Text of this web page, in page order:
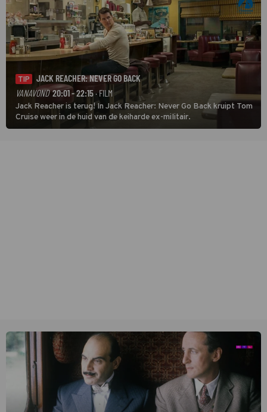
TIP
JACK REACHER: NEVER GO BACK
VANAVOND 20:01 - 22:15· FILM
Jack Reacher is terug! In Jack Reacher: Never Go Back kruipt Tom
Cruise weer in de huid van de keiharde ex-militair.